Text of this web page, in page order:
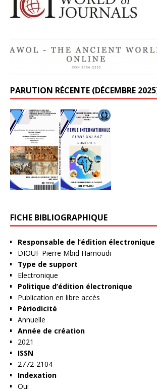
PARUTION RÉCENTE (DÉCEMBRE
FICHE BIBLIOGRAPHIQUE
Responsable de l’édition électronique
DIOUF Pierre Mbid Hamoudi
Type de support
Electronique
Politique d’édition électronique
Publication en libre accès
Périodicité
Annuelle
Année de création
2021
ISSN
2772-2104
Indexation
Oui